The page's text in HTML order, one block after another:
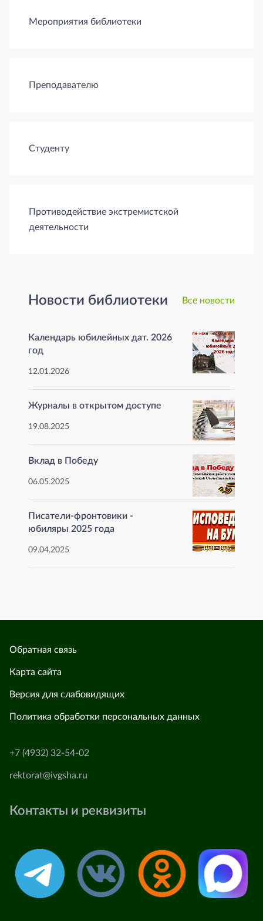
Мероприятия библиотеки
Преподавателю
Студенту
Противодействие экстремистской
деятельности
Новости библиотеки Все новости
Календарь юбилейных дат. 2026
год
12.01.2026
Журналы в открытом доступе
19.08.2025
Вклад в Победу
06.05.2025
Писатели-фронтовики -
юбиляры 2025 года
09.04.2025
Обратная связь
Карта сайта
Версия для слабовидящих
Политика обработки персональных данных
+7 (4932) 32-54-02
rektorat@ivgsha.ru
Контакты и реквизиты